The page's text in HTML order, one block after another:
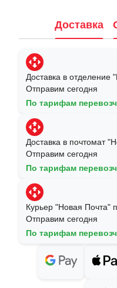
Доставка
Доставка в отделение
Отправим сегодня
По тарифам
Доставка в почтомат
Отправим сегодня
По тарифам
Курьер "Новая Почта"
Отправим сегодня
По тарифам